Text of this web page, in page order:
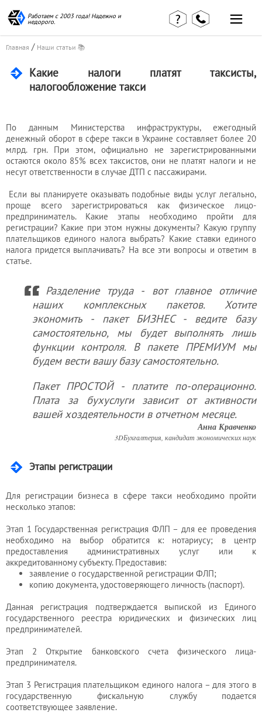
Работаем с 2003 года! Надежно и
недорого.
Главная / Наши статьи 📚
Какие налоги платят таксисты,
налогообложение такси
По данным Министерства инфраструктуры, ежегодный
денежный оборот в сфере такси в Украине составляет более 20
млрд. грн. При этом, официально не зарегистрированными
остаются около 85% всех таксистов, они не платят налоги и не
несут ответственности в случае ДТП с пассажирами.
Если вы планируете оказывать подобные виды услуг легально,
проще всего зарегистрироваться как физическое лицо-
предприниматель. Какие этапы необходимо пройти для
регистрации? Какие при этом нужны документы? Какую группу
плательщиков единого налога выбрать? Какие ставки единого
налога придется выплачивать? На все эти вопросы и ответим в
статье.
Разделение труда - вот главное отличие
наших комплексных пакетов. Хотите
экономить - пакет БИЗНЕС - ведите базу
самостоятельно, мы будет выполнять лишь
функции контроля. В пакете ПРЕМИУМ мы
будем вести вашу базу самостоятельно.
Пакет ПРОСТОЙ - платите по-операционно.
Плата за бухуслуги зависит от активности
вашей хоздеятельности в отчетном месяце.
Анна Кравченко
3DБухгалтерия, кандидат экономических наук
Этапы регистрации
Для регистрации бизнеса в сфере такси необходимо пройти
несколько этапов:
Этап 1 Государственная регистрация ФЛП – для ее проведения
необходимо на выбор обратится к: нотариусу; в центр
предоставления административных услуг или к
аккредитованному субъекту. Предоставив:
заявление о государственной регистрации ФЛП;
копию документа, удостоверяющего личность (паспорт).
Данная регистрация подтверждается выпиской из Единого
государственного реестра юридических и физических лиц
предпринимателей.
Этап 2 Открытие банковского счета физического лица-
предпринимателя.
Этап 3 Регистрация плательщиком единого налога – для этого в
государственную фискальную службу подается
соответствующее заявление.
страница
Отзывы
клиентов
Контакты
Вакансии
КВЭД в
деталях
Наши
консультации
Калькулятор
Миграционные
услуги
Услуги
Услуги
юриста
регистратора
Лицензии
и
разрешения